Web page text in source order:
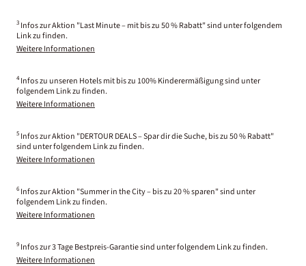
3 Infos zur Aktion "Last Minute – mit bis zu 50 % Rabatt" sind unter folgendem
Link zu finden.
Weitere Informationen
4 Infos zu unseren Hotels mit bis zu 100% Kinderermäßigung sind unter
folgendem Link zu finden.
Weitere Informationen
5 Infos zur Aktion "DERTOUR DEALS – Spar dir die Suche, bis zu 50 % Rabatt"
sind unter folgendem Link zu finden.
Weitere Informationen
6 Infos zur Aktion "Summer in the City – bis zu 20 % sparen" sind unter
folgendem Link zu finden.
Weitere Informationen
9 Infos zur 3 Tage Bestpreis-Garantie sind unter folgendem Link zu finden.
Weitere Informationen